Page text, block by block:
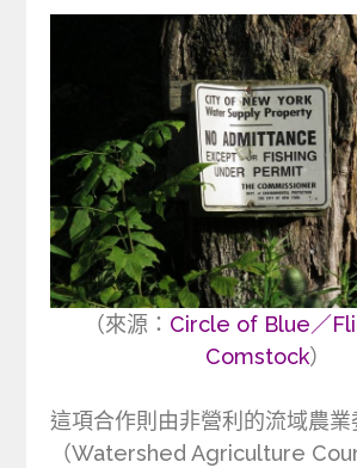
（來源： Circle of Blue／
Comstock）
這項合作則由非營利的流域農業
（Watershed Agriculture